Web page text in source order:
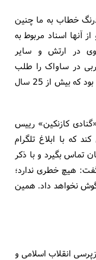
خطاب به ما چنین
آنها اسناد مربوط به
در ارتش و سایر
در ساواک را طلب
کنید. مقربی از افسران با تجربه در ارتش شاه بود که بیش از 25 سال
کازنکین» رییس
که با ابلاغ تلگرام
تماس بگیرد و با ذکر
هیچ خطری ندارد؛
نخواهد داد. همین
انقلاب اسلامی و